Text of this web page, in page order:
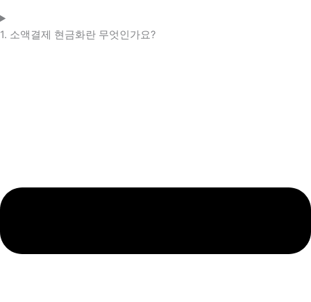
1. 소액결제 현금화란 무엇인가요?